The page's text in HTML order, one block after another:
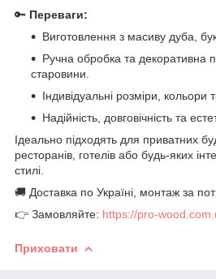
🔑 Переваги:
Виготовлення з масиву дуба,
Ручна обробка та декоративна
старовини.
Індивідуальні розміри, кольори
Надійність, довговічність та
Ідеально підходять для приватних
ресторанів, готелів або будь-яких
стилі.
🚚 Доставка по Україні, монтаж за
👉 Замовляйте: https://pro-
Приховати